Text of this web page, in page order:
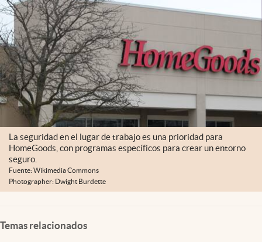
La seguridad en el lugar de trabajo es una prioridad para
HomeGoods, con programas específicos para crear un entorno
seguro.
Fuente: Wikimedia Commons
Photographer: Dwight Burdette
Temas relacionados